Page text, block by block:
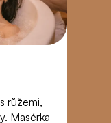
růžemi,
Masérka